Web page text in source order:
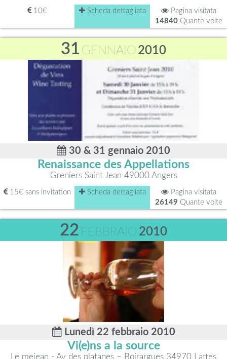
10€ Scheda dettagliata
Pagina visitata
14840Quante volte
31 GENNAIO 2010
30 & 31 gennaio 2010
Renaissance des Appellations
Greniers Saint Jean 49000 Angers
15€ sans invitation Scheda dettagliata
Pagina visitata
26149 Quante volte
22 FEBBRAIO 2010
Lunedì 22 febbraio 2010
Vi(e)ns a la source
Le mejean - Av des platanes – Boirargues 34970 Lattes